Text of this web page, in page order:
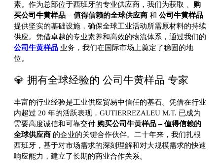
素。作为总部位于西班牙的专业供应商，我们为获取
购
买公司牛黄样品 – 值得信赖的全球供应商 和 公司牛黄样品
提供坚实的基础设施，确保全球工业活动所需原材料的持续
供应。凭借卓越的专业素养和高效的物流体系，通过我们的
公司牛黄样品 业务，我们在国际市场上奠定了稳固的地
位。
💎 拥有全球经验的 公司牛黄样品 专家
丰富的行业经验是工业供应贸易中信任的基石。凭借在行业
内超过 20 年的活跃表现，GUTIERREZALEU M.T. 已成为
需要高度诚信和可靠交付 购买公司牛黄样品 – 值得信赖的
全球供应商 的企业的关键合作伙伴。二十年来，我们扎根
西班牙，基于对市场需求的深刻理解和对大规模需求的快速
响应能力，建立了长期的商业合作关系。